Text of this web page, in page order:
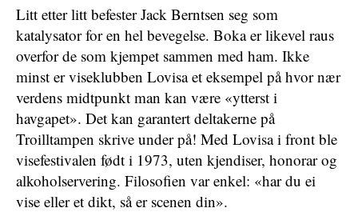
Litt etter litt befester Jack Berntsen seg som
katalysator for en hel bevegelse. Boka er likevel raus
overfor de som kjempet sammen med ham. Ikke
minst er viseklubben Lovisa et eksempel på hvor nær
verdens midtpunkt man kan være «ytterst i
havgapet». Det kan garantert deltakerne på
Troilltampen skrive under på! Med Lovisa i front ble
visefestivalen født i 1973, uten kjendiser, honorar og
alkoholservering. Filosofien var enkel: «har du ei
vise eller et dikt, så er scenen din».